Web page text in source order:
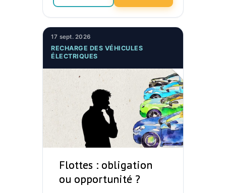
17 sept. 2026
RECHARGE DES VÉHICULES
ÉLECTRIQUES
Flottes : obligation
ou opportunité ?